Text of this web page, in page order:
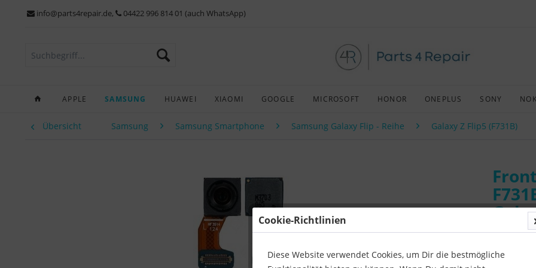
info@parts4repair.de, 04422 996 814 01 (auch WhatsApp)
APPLE SAMSUNG HUAWEI XIAOMI GOOGLE MICROSOFT HONOR ONEPLUS SONY
Übersicht Samsung Samsung Smartphone Samsung Galaxy Flip - Reihe Galaxy Z Flip5 (F731B)
Cookie-Richtlinien
Diese Website verwendet Cookies, um Dir die bestmögliche